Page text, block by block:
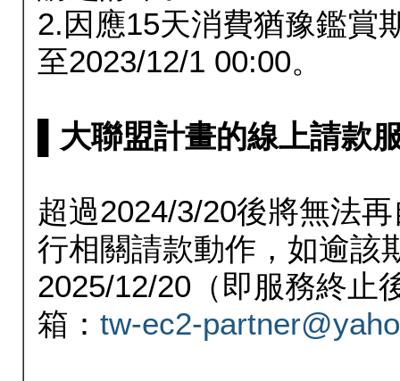
2.因應15天消費猶豫鑑賞
至2023/12/1 00:00。
▌大聯盟計畫的線上請款
超過2024/3/20後將無法
行相關請款動作，如逾該
2025/12/20（即服務終止
箱： tw-ec2-